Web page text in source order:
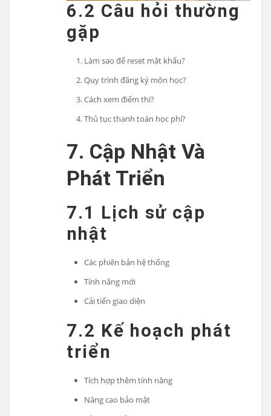
6.2 Câu hỏi thường
gặp
Làm sao để reset mật khẩu?
Quy trình đăng ký môn học?
Cách xem điểm thi?
Thủ tục thanh toán học phí?
7. Cập Nhật Và
Phát Triển
7.1 Lịch sử cập
nhật
Các phiên bản hệ thống
Tính năng mới
Cải tiến giao diện
7.2 Kế hoạch phát
triển
Tích hợp thêm tính năng
Nâng cao bảo mật